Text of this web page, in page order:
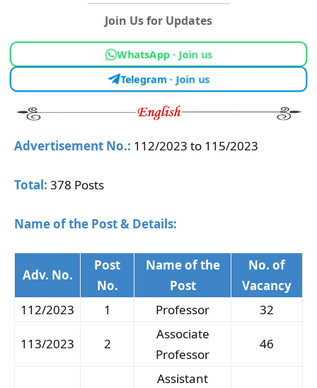
Join Us for Updates
WhatsApp · Join us
Telegram · Join us
Advertisement No.: 112/2023 to 115/2023
Total: 378 Posts
Name of the Post & Details:
Adv. No.
Post
No.
Name of the
Post
No. of
Vacancy
112/2023
1 Professor 32
113/2023 2
Associate
Professor
46
Assistant